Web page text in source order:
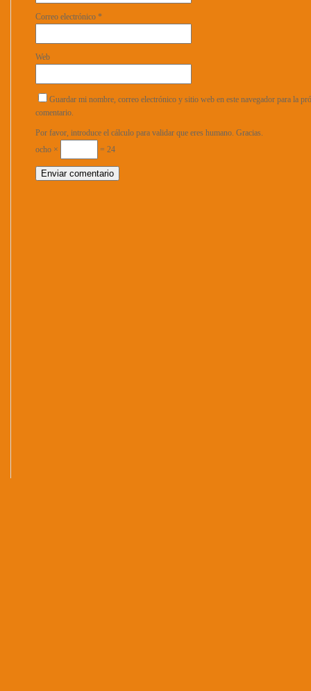
Correo electrónico *
Web
Guardar mi nombre, correo electrónico y sitio web en este navegador para la
comentario.
Por favor, introduce el cálculo para validar que eres humano. Gracias.
ocho ×
= 24